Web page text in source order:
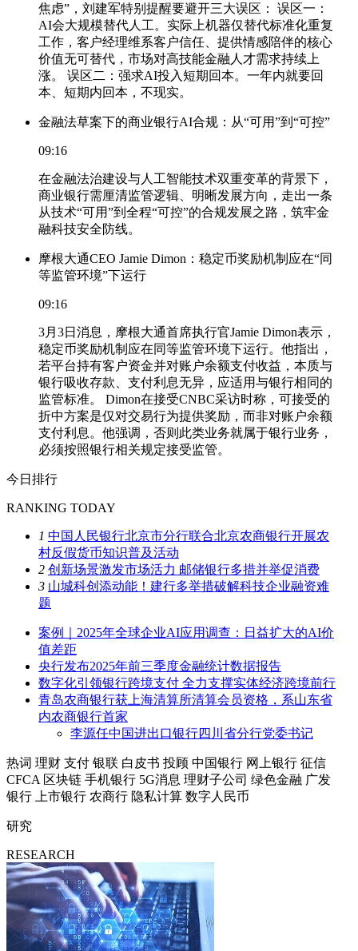
焦虑”，刘建军特别提醒要避开三大误区： 误区一：
AI会大规模替代人工。实际上机器仅替代标准化重复
工作，客户经理维系客户信任、提供情感陪伴的核心
价值无可替代，市场对高技能金融人才需求持续上
涨。 误区二：强求AI投入短期回本。一年内就要回
本、短期内回本，不现实。
金融法草案下的商业银行AI合规：从“可用”到“可控”
09:16
在金融法治建设与人工智能技术双重变革的背景下，
商业银行需厘清监管逻辑、明晰发展方向，走出一条
从技术“可用”到全程“可控”的合规发展之路，筑牢金
融科技安全防线。
摩根大通CEO Jamie Dimon：稳定币奖励机制应在“同
等监管环境”下运行
09:16
3月3日消息，摩根大通首席执行官Jamie Dimon表示，
稳定币奖励机制应在同等监管环境下运行。他指出，
若平台持有客户资金并对账户余额支付收益，本质与
银行吸收存款、支付利息无异，应适用与银行相同的
监管标准。 Dimon在接受CNBC采访时称，可接受的
折中方案是仅对交易行为提供奖励，而非对账户余额
支付利息。他强调，否则此类业务就属于银行业务，
必须按照银行相关规定接受监管。
今日排行
RANKING TODAY
1 中国人民银行北京市分行联合北京农商银行开展农
村反假货币知识普及活动
2 创新场景激发市场活力 邮储银行多措并举促消费
3 山城科创添动能！建行多举措破解科技企业融资难
题
案例｜2025年全球企业AI应用调查：日益扩大的AI价
值差距
央行发布2025年前三季度金融统计数据报告
数字化引领银行跨境支付 全力支撑实体经济跨境前行
青岛农商银行获上海清算所清算会员资格，系山东省
内农商银行首家
李源任中国进出口银行四川省分行党委书记
热词 理财 支付 银联 白皮书 投顾 中国银行 网上银行 征信
CFCA 区块链 手机银行 5G消息 理财子公司 绿色金融 广发
银行
上市银行 农商行 隐私计算 数字人民币
研究
RESEARCH